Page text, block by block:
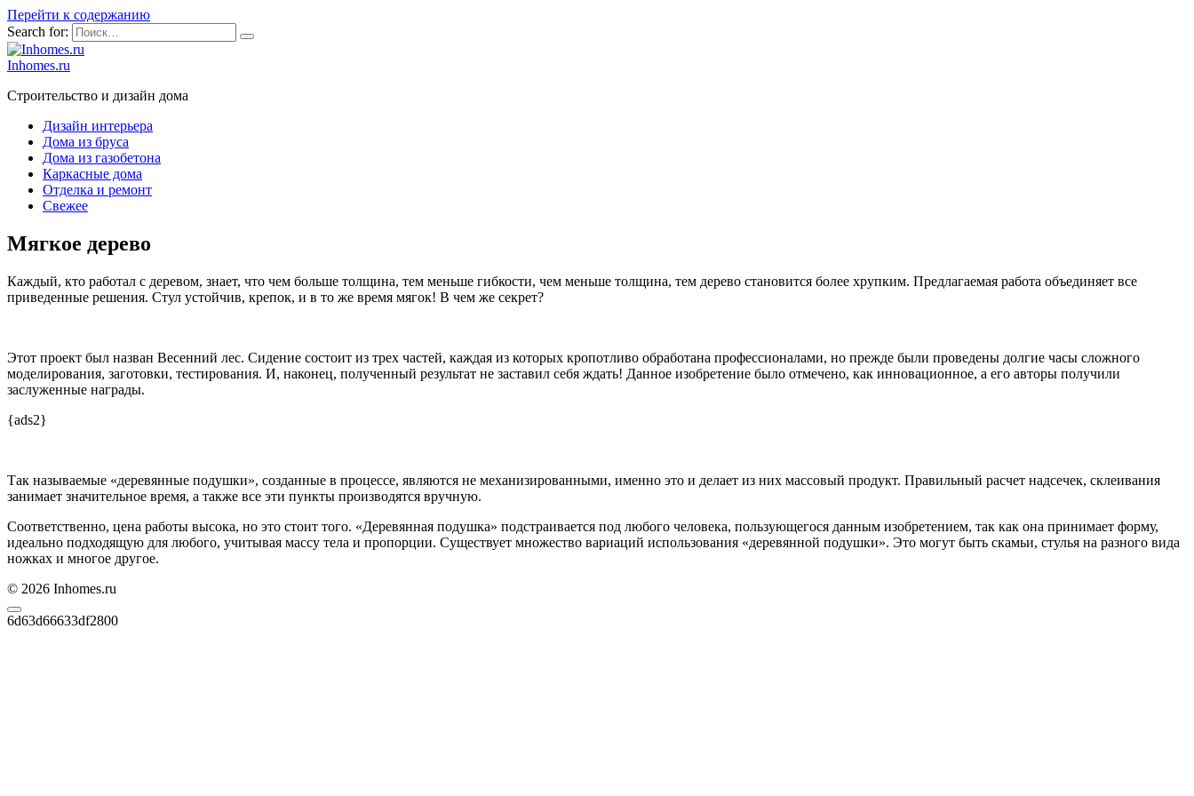
Перейти к содержанию
Search for:
Inhomes.ru
Строительство и дизайн дома
Дизайн интерьера
Дома из бруса
Дома из газобетона
Каркасные дома
Отделка и ремонт
Свежее
Мягкое дерево
Каждый, кто работал с деревом, знает, что чем больше толщина, тем меньше гибкости, чем меньше толщина, тем дерево становится более хрупким. Предлагаемая работа объединяет все
приведенные решения. Стул устойчив, крепок, и в то же время мягок! В чем же секрет?
Этот проект был назван Весенний лес. Сидение состоит из трех частей, каждая из которых кропотливо обработана профессионалами, но прежде были проведены долгие часы сложного
моделирования, заготовки, тестирования. И, наконец, полученный результат не заставил себя ждать! Данное изобретение было отмечено, как инновационное, а его авторы получили
заслуженные награды.
{ads2}
Так называемые «деревянные подушки», созданные в процессе, являются не механизированными, именно это и делает из них массовый продукт. Правильный расчет надсечек, склеивания
занимает значительное время, а также все эти пункты производятся вручную.
Соответственно, цена работы высока, но это стоит того. «Деревянная подушка» подстраивается под любого человека, пользующегося данным изобретением, так как она принимает форму,
идеально подходящую для любого, учитывая массу тела и пропорции. Существует множество вариаций использования «деревянной подушки». Это могут быть скамьи, стулья на разного вида
ножках и многое другое.
© 2026 Inhomes.ru
6d63d66633df2800